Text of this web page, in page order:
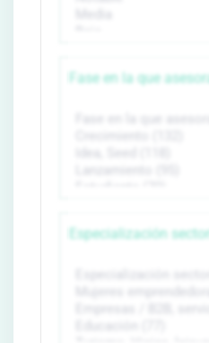
Fase en la que
Especialización